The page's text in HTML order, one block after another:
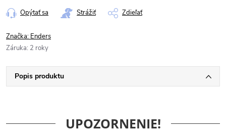
Opýtať sa Strážiť Zdieľať
Značka: Enders
Záruka: 2 roky
Popis produktu
UPOZORNENIE!